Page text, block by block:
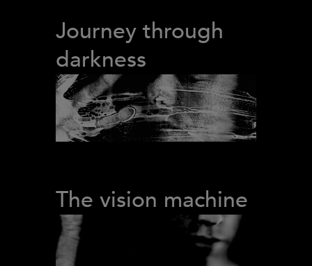
Journey through
darkness
The vision machine